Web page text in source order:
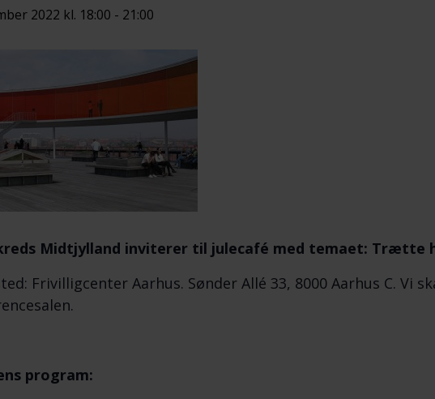
2022 kl. 18:00 - 21:00
Midtjylland inviterer til julecafé med temaet: Trætte
Frivilligcenter Aarhus. Sønder Allé 33, 8000 Aarhus C. Vi
program: